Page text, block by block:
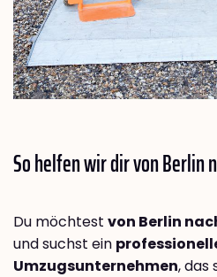
So helfen wir dir von Berlin
Du möchtest von Berlin
und suchst ein
Umzugsunternehmen, das